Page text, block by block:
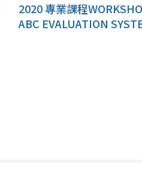
2020 專業課程
ABC EVALUATION